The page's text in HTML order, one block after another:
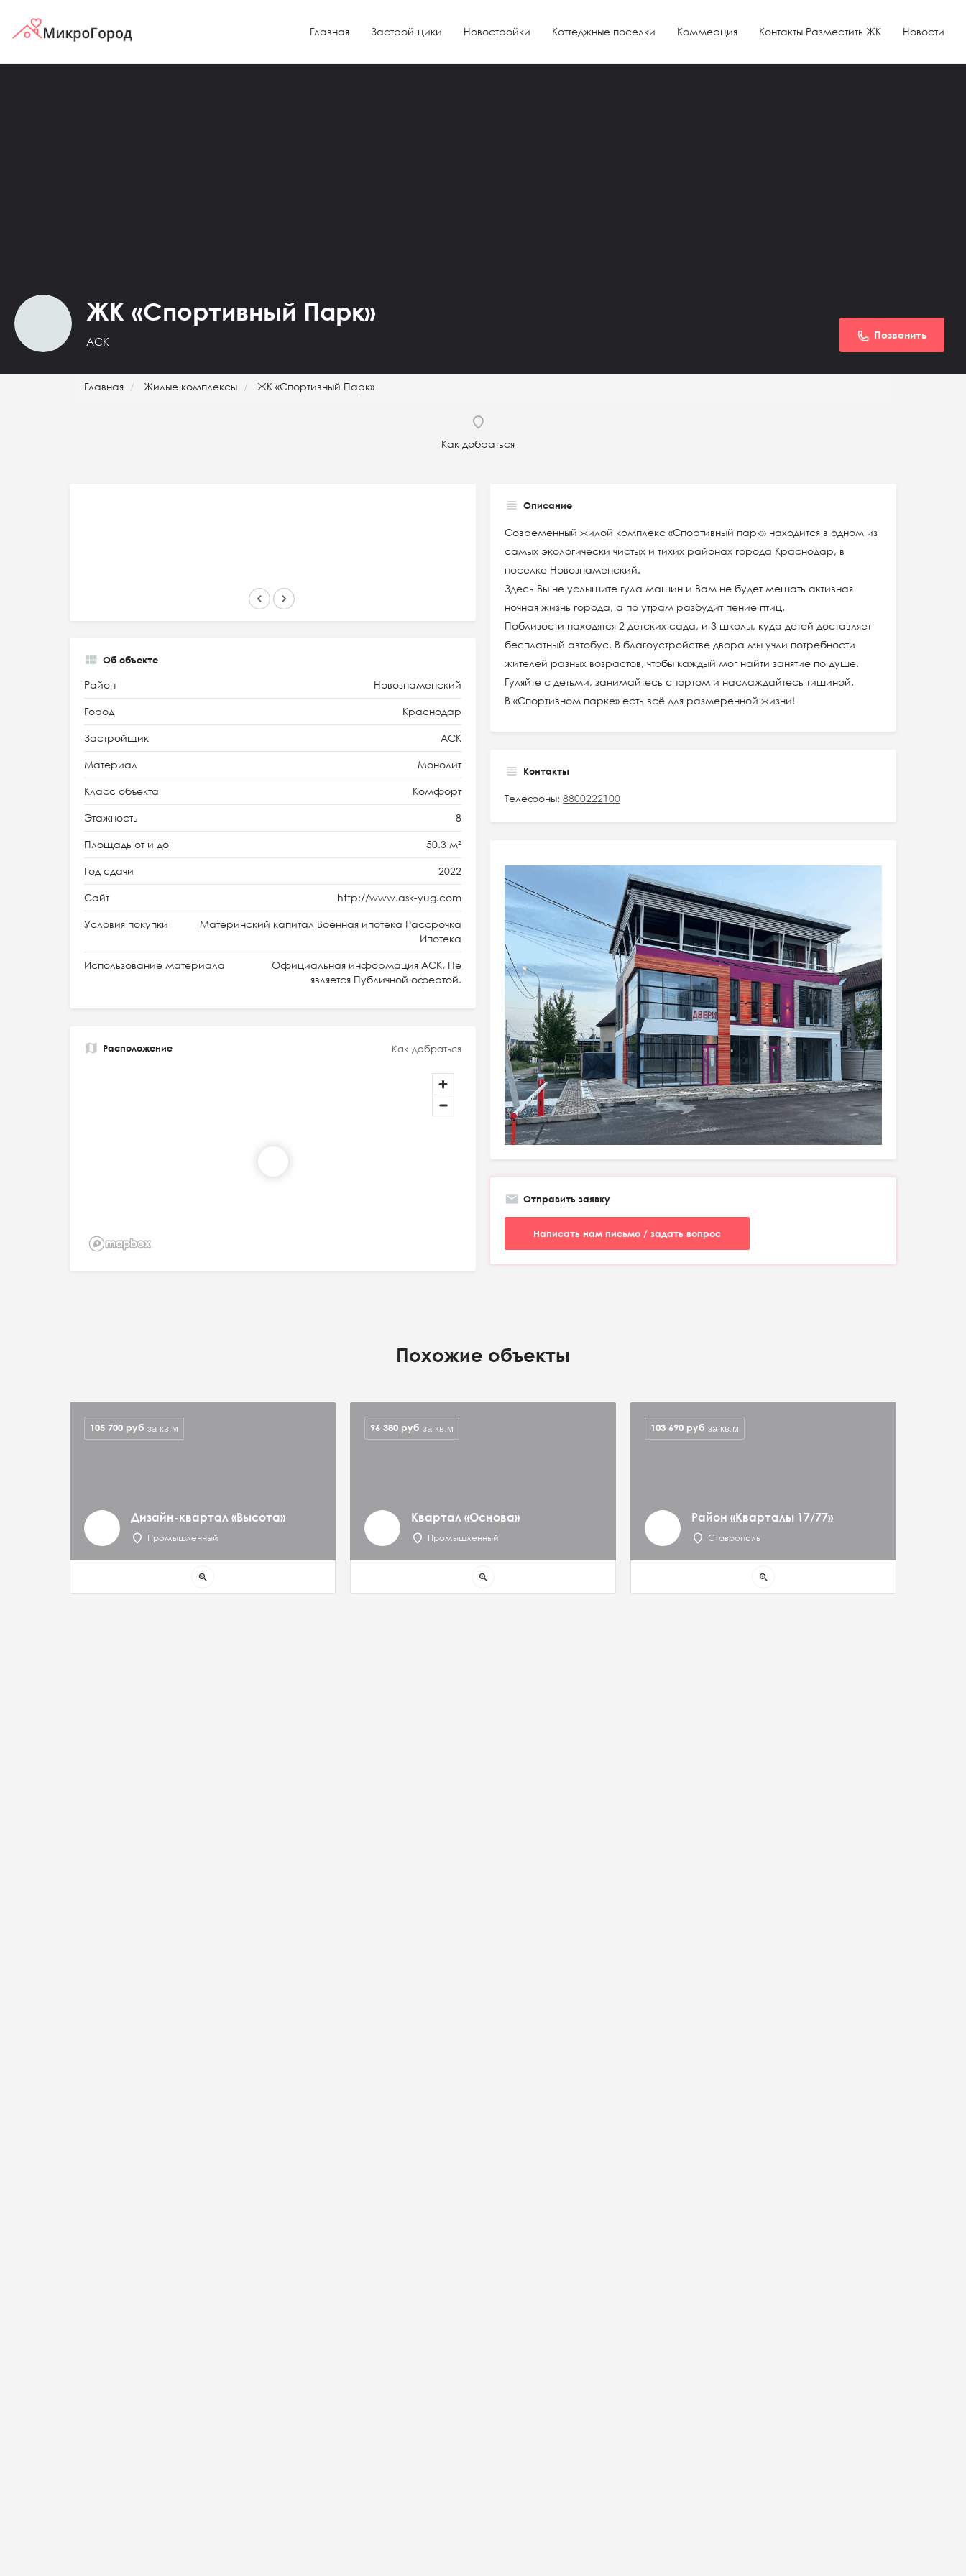
Главная Застройщики Новостройки Коттеджные поселки Коммерция Контакты Разместить ЖК Новости
ЖК «Спортивный Парк»
АСК
Позвонить
Главная Жилые комплексы ЖК «Спортивный Парк»
Как добраться
keyboard_arrow_left keyboard_arrow_right
Описание
Современный жилой комплекс «Спортивный парк» находится в одном из
самых экологически чистых и тихих районах города Краснодар, в
поселке Новознаменский.
Здесь Вы не услышите гула машин и Вам не будет мешать активная
ночная жизнь города, а по утрам разбудит пение птиц.
Поблизости находятся 2 детских сада, и 3 школы, куда детей доставляет
бесплатный автобус. В благоустройстве двора мы учли потребности
жителей разных возрастов, чтобы каждый мог найти занятие по душе.
Гуляйте с детьми, занимайтесь спортом и наслаждайтесь тишиной.
В «Спортивном парке» есть всё для размеренной жизни!
Об объекте
Район Новознаменский
Город Краснодар
Застройщик АСК
Материал Монолит
Класс объекта Комфорт
Этажность 8
Площадь от и до 50.3 м²
Год сдачи 2022
Сайт http://www.ask-yug.com
Условия покупки
Материнский капитал Военная ипотека Рассрочка
Ипотека
Использование материала
Официальная информация АСК. Не
является Публичной офертой.
Контакты
Телефоны: 8800222100
Расположение Как добраться
Отправить заявку
Написать нам письмо / задать вопрос
Похожие объекты
Дизайн-квартал «Высота»
Промышленный
105 700 руб за кв.м
zoom_in
Квартал «Основа»
Промышленный
96 380 руб за кв.м
zoom_in
Район «Кварталы 17/77»
Ставрополь
103 690 руб за кв.м
zoom_in